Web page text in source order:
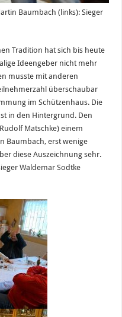
(links): Sieger
Tradition hat sich bis heute
Ideengeber nicht mehr
musste mit anderen
überschaubar
im Schützenhaus. Die
in den Hintergrund. Den
Matschke) einem
Baumbach, erst wenige
diese Auszeichnung sehr.
Waldemar Sodtke